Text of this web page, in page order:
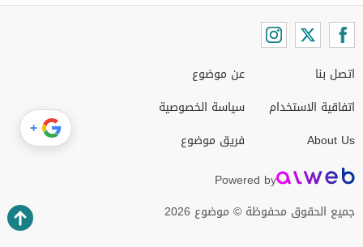
اتصل بنا
اتفاقية الاستخدام
About Us
عن موضوع
سياسة الخصوصية
فريق موضوع
Powered by
جميع الحقوق محفوظة © موضوع 2026
+